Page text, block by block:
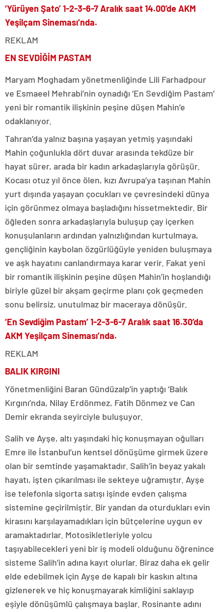
‘Yürüyen Şato’ 1-2-3-6-7 Aralık saat 14.00’deAKM
Yeşilçam Sineması’nda.
REKLAM
EN SEVDİĞİM PASTAM
Maryam Moghadam yönetmenliğinde Lili Farhadpour
ve Esmaeel Mehrabi’nin oynadığı ‘En Sevdiğim Pastam’
yeni bir romantik ilişkinin peşine düşen Mahin’e
odaklanıyor.
Tahran’da yalnız başına yaşayan yetmiş yaşındaki
Mahin çoğunlukla dört duvar arasında tekdüze bir
hayat sürer, arada bir kadın arkadaşlarıyla görüşür.
Kocası otuz yıl önce ölen, kızı Avrupa’ya taşınan Mahin
yurt dışında yaşayan çocukları ve çevresindeki dünya
için görünmez olmaya başladığını hissetmektedir. Bir
öğleden sonra arkadaşlarıyla buluşup çay içerken
konuşulanların ardından yalnızlığından kurtulmaya,
gençliğinin kaybolan özgürlüğüyle yeniden buluşmaya
ve aşk hayatını canlandırmaya karar verir. Fakat yeni
bir romantik ilişkinin peşine düşen Mahin’in hoşlandığı
biriyle güzel bir akşam geçirme planı çok geçmeden
sonu belirsiz, unutulmaz bir maceraya dönüşür.
‘En Sevdiğim Pastam’ 1-2-3-6-7 Aralık saat 16.30’da
AKM Yeşilçam Sineması’nda.
REKLAM
BALIK KIRGINI
Yönetmenliğini Baran Gündüzalp’in yaptığı ‘Balık
Kırgını’nda, Nilay Erdönmez, Fatih Dönmez ve Can
Demir ekranda seyirciyle buluşuyor.
Salih ve Ayşe, altı yaşındaki hiç konuşmayan oğulları
Emre ile İstanbul’un kentsel dönüşüme girmek üzere
olan bir semtinde yaşamaktadır. Salih’in beyaz yakalı
hayatı, işten çıkarılması ile sekteye uğramıştır. Ayşe
ise telefonla sigorta satışı işinde evden çalışma
sistemine geçirilmiştir. Bir yandan da oturdukları evin
kirasını karşılayamadıkları için bütçelerine uygun ev
aramaktadırlar. Motosikletleriyle yolcu
taşıyabilecekleri yeni bir iş modeli olduğunu öğrenince
sisteme Salih’in adına kayıt olurlar. Biraz daha ek gelir
elde edebilmek için Ayşe de kapalı bir kaskın altına
gizlenerek ve hiç konuşmayarak kimliğini saklayıp
eşiyle dönüşümlü çalışmaya başlar. Rosinante adını